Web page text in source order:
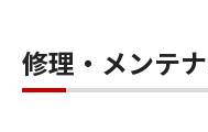
修理・メンテ